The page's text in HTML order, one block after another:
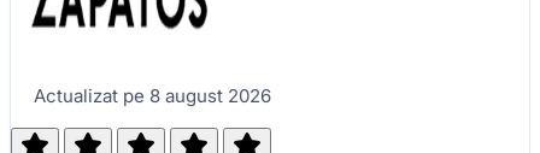
Actualizat pe 8 august 2026